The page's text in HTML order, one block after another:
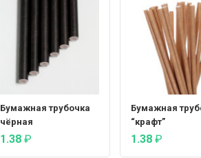
Бумажная трубочка
чёрная
1.38 ₽
Бумажная
“крафт”
1.38₽